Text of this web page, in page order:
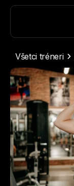
Všetci tréneri